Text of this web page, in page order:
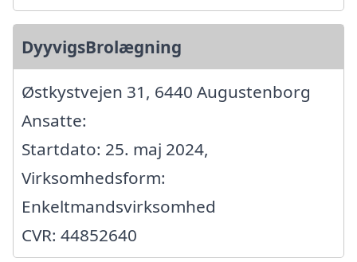
DyyvigsBrolægning
Østkystvejen 31, 6440 Augustenborg
Ansatte:
Startdato: 25. maj 2024,
Virksomhedsform:
Enkeltmandsvirksomhed
CVR: 44852640